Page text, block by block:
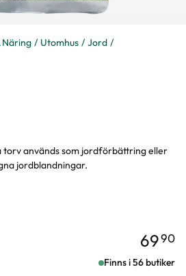
Näring Utomhus Jord
torv används som jordförbättring eller
jordblandningar.
6990
Finns i 56 butiker